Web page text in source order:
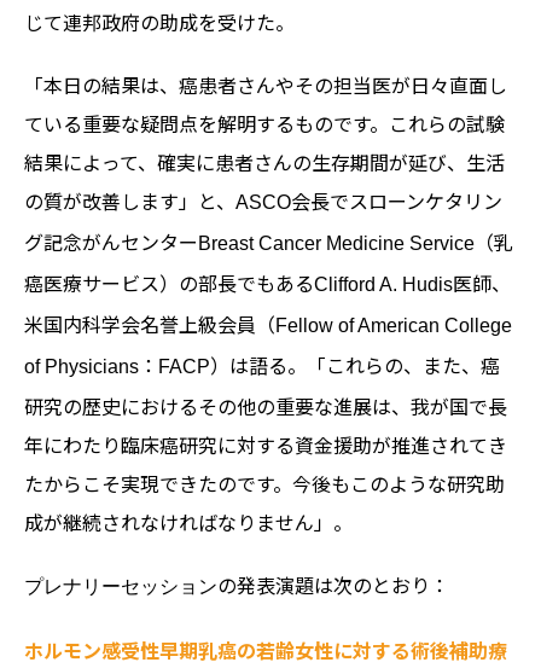
じて連邦政府の助成を受けた。
「本日の結果は、癌患者さんやその担当医が日々直面し
ている重要な疑問点を解明するものです。これらの試験
結果によって、確実に患者さんの生存期間が延び、生活
の質が改善します」と、 ASCO会長でスローンケタリン
グ記念がんセンター Breast Cancer Medicine Service
（乳
癌医療サービス）の部長でもあるClifford A. Hudis医師、
米国内科学会名誉上級会員（Fellow of American College
of Physicians ： FACP）は語る。「これらの、また、癌
研究の歴史におけるその他の重要な進展は、我が国で長
年にわたり臨床癌研究に対する資金援助が推進されてき
たからこそ実現できたのです。今後もこのような研究助
成が継続されなければなりません」。
プレナリーセッションの発表演題は次のとおり：
ホルモン感受性早期乳癌の若齢女性に対する術後補助療